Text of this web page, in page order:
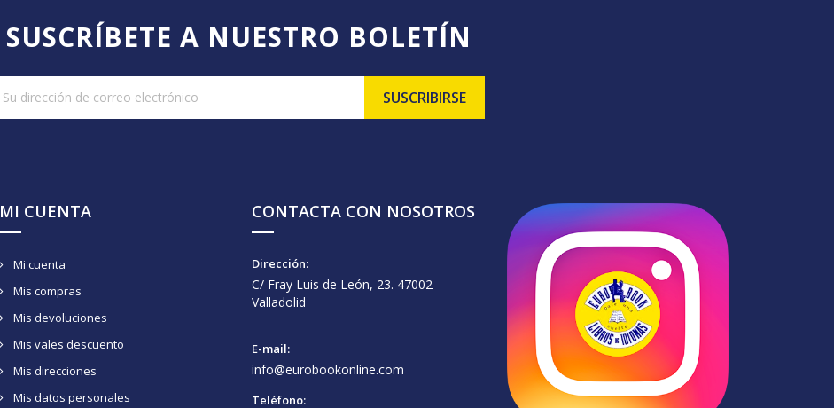
SUSCRÍBETE A NUESTRO BOLETÍN
MI CUENTA
Mi cuenta
Mis compras
Mis devoluciones
Mis vales descuento
Mis direcciones
Mis datos personales
CONTACTA CON NOSOTROS
Dirección:
C/ Fray Luis de León, 23. 47002
Valladolid
E-mail:
info@eurobookonline.com
Teléfono: